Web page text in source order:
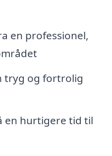
en professionel,
tryg og fortrolig
en hurtigere tid til